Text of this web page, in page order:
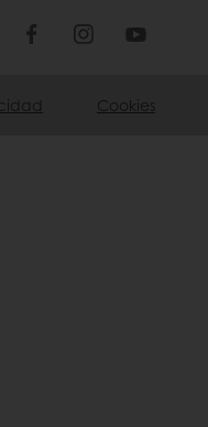
Cookies